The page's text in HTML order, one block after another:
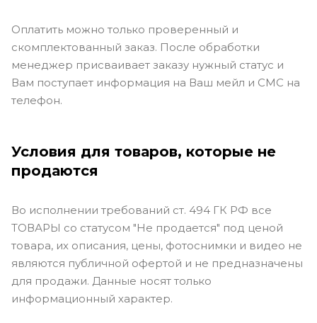
Оплатить можно только проверенный и
скомплектованный заказ. После обработки
менеджер присваивает заказу нужный статус и
Вам поступает информация на Ваш мейл и СМС на
телефон.
Условия для товаров, которые не
продаются
Во исполнении требований ст. 494 ГК РФ все
ТОВАРЫ со статусом "Не продается" под ценой
товара, их описания, цены, фотоснимки и видео не
являются публичной офертой и не предназначены
для продажи. Данные носят только
информационный характер.